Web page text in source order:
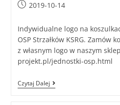
2019-10-14
Indywidualne logo na
OSP Strzałków KSRG.
z własnym logo w naszym
projekt.pl/jednostki-osp.html
Czytaj Dalej